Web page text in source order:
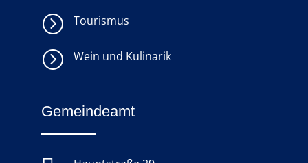
= Tourismus
= Wein und Kulinarik
Gemeindeamt